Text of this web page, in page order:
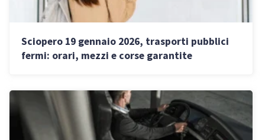
Sciopero 19 gennaio 2026, trasporti pubblici
fermi: orari, mezzi e corse garantite